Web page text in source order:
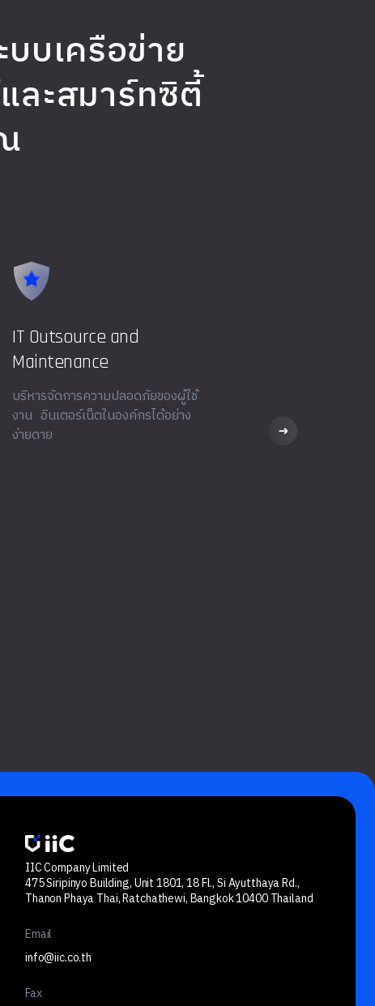
บเครือข่าย
ละสมาร์ทซิตี้
IT Outsource and
Maintenance
บริหารจัดการความปลอดภัยของผู้ใช้
งาน อินเตอร์เน็ตในองค์กรได้อย่าง
ง่ายดาย
IIC Company Limited
475 Siripinyo Building, Unit 1801, 18 Fl., Si Ayutthaya Rd.,
Thanon Phaya Thai, Ratchathewi, Bangkok 10400 Thailand
Email
info@iic.co.th
Fax